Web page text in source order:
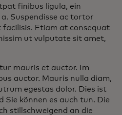
finibus ligula, ein
Suspendisse ac tortor
Etiam at consequat
ut vulputate sit amet,
mauris et auctor. Im
auctor. Mauris nulla diam,
egestas dolor. Dies ist
Sie können es auch tun. Die
stillschweigend an die